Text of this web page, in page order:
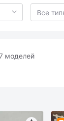
моделей